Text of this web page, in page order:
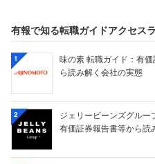
有報で知る転職ガイドアクセス
1
味の素 転職ガイド：有
ら読み解く会社の実態
2
ジェリービーンズグルー
有価証券報告書等から読